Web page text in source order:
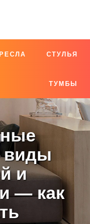
СТУЛЬЯ
ТУМБЫ
виды
и
— как